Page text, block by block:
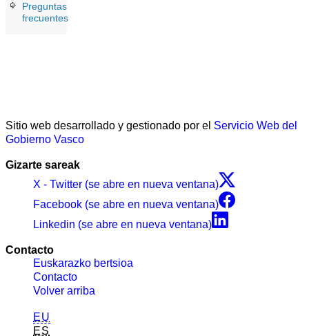
Preguntas
frecuentes
Sitio web desarrollado y gestionado por el Servicio Web del
Gobierno Vasco
Gizarte sareak
X - Twitter (se abre en nueva ventana)
Facebook (se abre en nueva ventana)
Linkedin (se abre en nueva ventana)
Contacto
Euskarazko bertsioa
Contacto
Volver arriba
EU
ES